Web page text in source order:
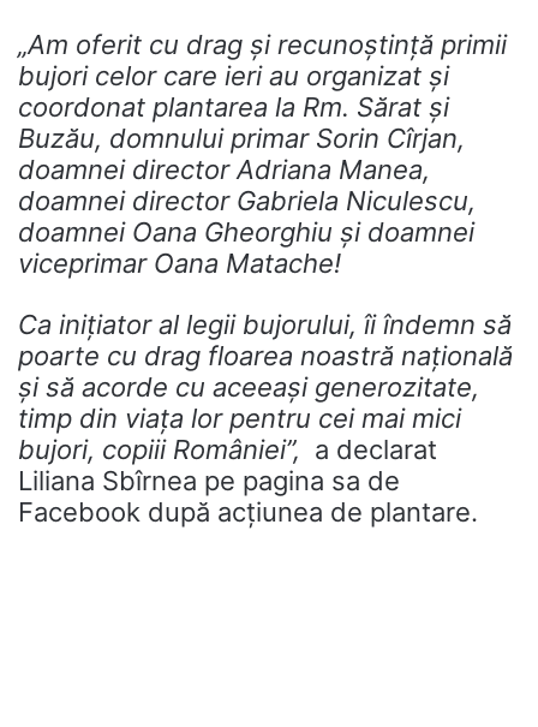
„Am oferit cu drag și recunoștință primii
bujori celor care ieri au organizat și
coordonat plantarea la Rm. Sărat și
Buzău, domnului primar Sorin Cîrjan,
doamnei director Adriana Manea,
doamnei director Gabriela Niculescu,
doamnei Oana Gheorghiu și doamnei
viceprimar Oana Matache!
Ca inițiator al legii bujorului, îi îndemn să
poarte cu drag floarea noastră națională
și să acorde cu aceeași generozitate,
timp din viața lor pentru cei mai mici
bujori, copiii României”, a declarat
Liliana Sbîrnea pe pagina sa de
Facebook după acțiunea de plantare.